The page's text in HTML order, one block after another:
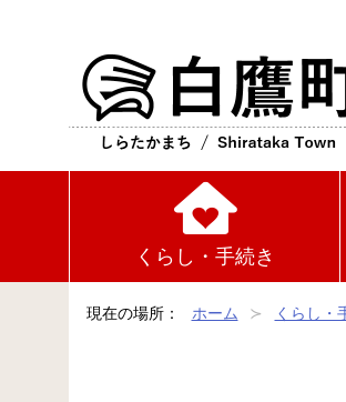
くらし・手続き
現在の場所： ホーム くらし・